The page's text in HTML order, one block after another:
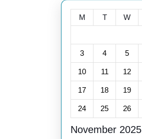
November 2025
M T W
3 4 5
10 11 12
17 18 19
24 25 26